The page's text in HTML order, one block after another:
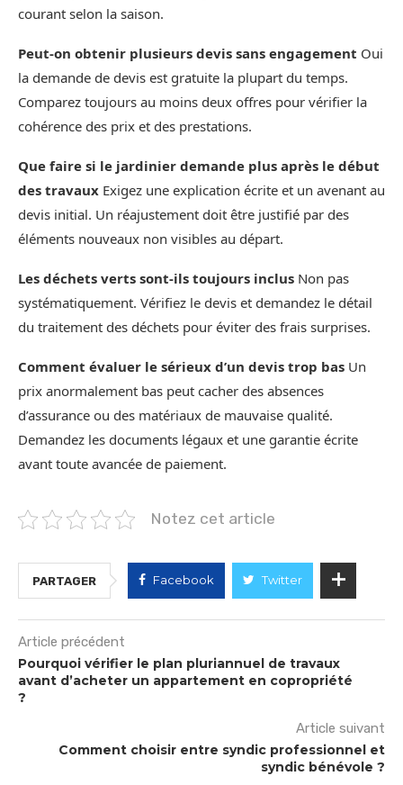
courant selon la saison.
Peut-on obtenir plusieurs devis sans engagement Oui
la demande de devis est gratuite la plupart du temps.
Comparez toujours au moins deux offres pour vérifier la
cohérence des prix et des prestations.
Que faire si le jardinier demande plus après le début
des travaux Exigez une explication écrite et un avenant au
devis initial. Un réajustement doit être justifié par des
éléments nouveaux non visibles au départ.
Les déchets verts sont-ils toujours inclus Non pas
systématiquement. Vérifiez le devis et demandez le détail
du traitement des déchets pour éviter des frais surprises.
Comment évaluer le sérieux d’un devis trop bas Un
prix anormalement bas peut cacher des absences
d’assurance ou des matériaux de mauvaise qualité.
Demandez les documents légaux et une garantie écrite
avant toute avancée de paiement.
Notez cet article
PARTAGER Facebook Twitter
Article précédent
Pourquoi vérifier le plan pluriannuel de travaux
avant d’acheter un appartement en copropriété
?
Article suivant
Comment choisir entre syndic professionnel et
syndic bénévole ?